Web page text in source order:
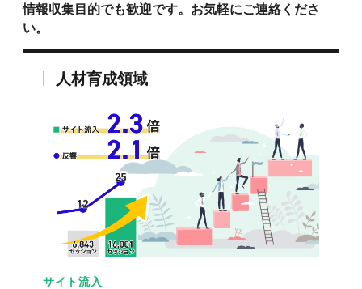
情報収集目的でも歓迎です。お気軽にご連絡くださ
い。
人材育成領域
サイト流入